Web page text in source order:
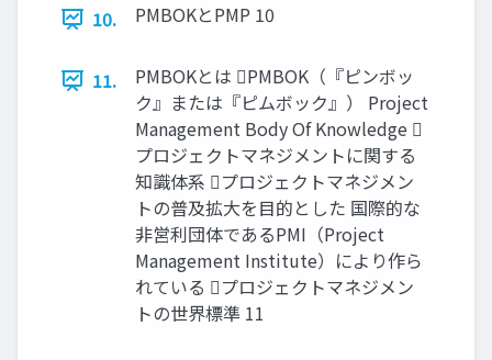
10. PMBOKとPMP 10
11.
PMBOKとは PMBOK（『ピンボッ
ク』または『ピムボック』） Project
Management Body Of Knowledge 
プロジェクトマネジメントに関する
知識体系 プロジェクトマネジメン
トの普及拡大を目的とした 国際的な
非営利団体であるPMI（Project
Management Institute）により作ら
れている プロジェクトマネジメン
トの世界標準 11